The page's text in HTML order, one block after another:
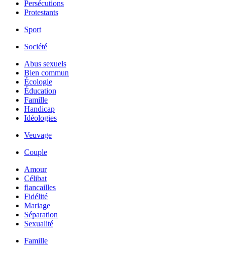
Persécutions
Protestants
Sport
Société
Abus sexuels
Bien commun
Écologie
Éducation
Famille
Handicap
Idéologies
Veuvage
Couple
Amour
Célibat
fiancailles
Fidélité
Mariage
Séparation
Sexualité
Famille